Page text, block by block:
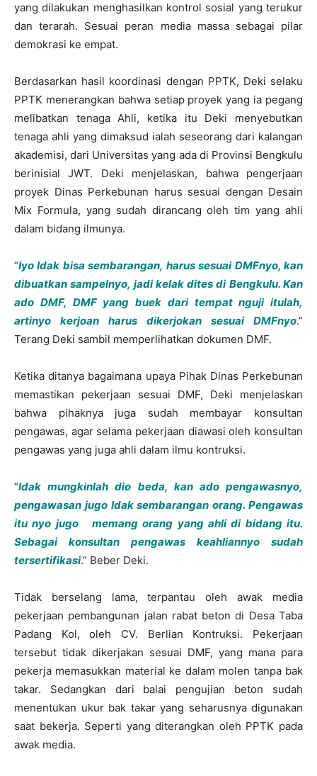
yang dilakukan menghasilkan kontrol sosial yang terukur
dan terarah. Sesuai peran media massa sebagai pilar
demokrasi ke empat.
Berdasarkan hasil koordinasi dengan PPTK, Deki selaku
PPTK menerangkan bahwa setiap proyek yang ia pegang
melibatkan tenaga Ahli, ketika itu Deki menyebutkan
tenaga ahli yang dimaksud ialah seseorang dari kalangan
akademisi, dari Universitas yang ada di Provinsi Bengkulu
berinisial JWT. Deki menjelaskan, bahwa pengerjaan
proyek Dinas Perkebunan harus sesuai dengan Desain
Mix Formula, yang sudah dirancang oleh tim yang ahli
dalam bidang ilmunya.
“Iyo Idak bisa sembarangan, harus sesuai DMFnyo, kan
dibuatkan sampelnyo, jadi kelak dites di Bengkulu. Kan
ado DMF, DMF yang buek dari tempat nguji itulah,
artinyo kerjoan harus dikerjokan sesuai DMFnyo.”
Terang Deki sambil memperlihatkan dokumen DMF.
Ketika ditanya bagaimana upaya Pihak Dinas Perkebunan
memastikan pekerjaan sesuai DMF, Deki menjelaskan
bahwa pihaknya juga sudah membayar konsultan
pengawas, agar selama pekerjaan diawasi oleh konsultan
pengawas yang juga ahli dalam ilmu kontruksi.
“Idak mungkinlah dio beda, kan ado pengawasnyo,
pengawasan jugo Idak sembarangan orang. Pengawas
itu nyo jugo memang orang yang ahli di bidang itu.
Sebagai konsultan pengawas keahliannyo sudah
tersertifikasi.” Beber Deki.
Tidak berselang lama, terpantau oleh awak media
pekerjaan pembangunan jalan rabat beton di Desa Taba
Padang Kol, oleh CV. Berlian Kontruksi. Pekerjaan
tersebut tidak dikerjakan sesuai DMF, yang mana para
pekerja memasukkan material ke dalam molen tanpa bak
takar. Sedangkan dari balai pengujian beton sudah
menentukan ukur bak takar yang seharusnya digunakan
saat bekerja. Seperti yang diterangkan oleh PPTK pada
awak media.